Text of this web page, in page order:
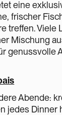
eine
frischer
treffen. Viele
Mischung
genussvolle
Abende:
jedes